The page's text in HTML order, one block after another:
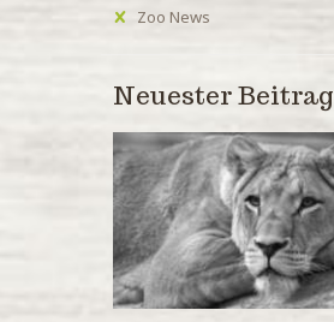
Zoo News
Neuester Beitrag